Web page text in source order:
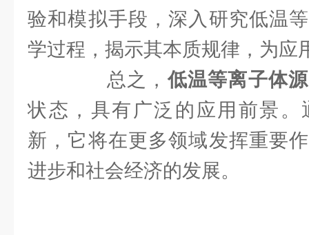
验和模拟手段，深入研究低温
学过程，揭示其本质规律，为应
总之，低温等离子体源
状态，具有广泛的应用前景。
新，它将在更多领域发挥重要
进步和社会经济的发展。